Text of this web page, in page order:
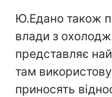
Ю.Едано також
влади з
представляє
там
приносять